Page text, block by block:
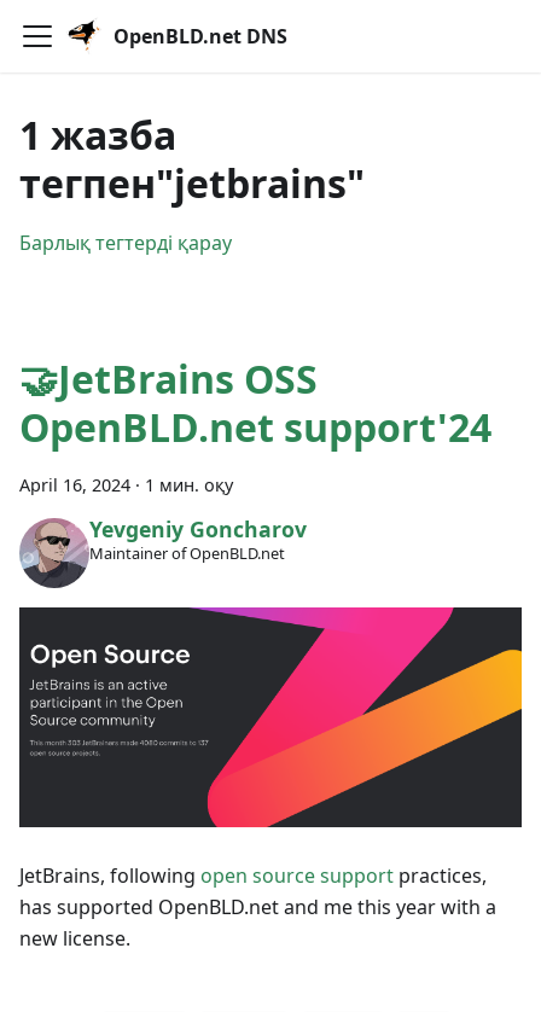
OpenBLD.net DNS
1 жазба
тегпен"jetbrains"
Барлық тегтерді қарау
🤝JetBrains OSS
OpenBLD.net support'24
April 16, 2024 · 1 мин. оқу
Yevgeniy Goncharov
Maintainer of OpenBLD.net
JetBrains, following open source support practices,
has supported OpenBLD.net and me this year with a
new license.